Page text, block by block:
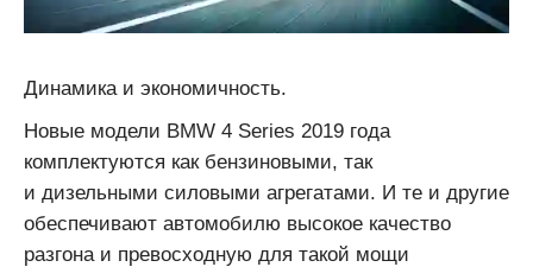
Динамика и экономичность.
Новые модели BMW 4 Series 2019 года
комплектуются как бензиновыми, так
и дизельными силовыми агрегатами. И те и другие
обеспечивают автомобилю высокое качество
разгона и превосходную для такой мощи